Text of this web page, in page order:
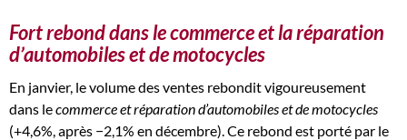
Fort rebond dans le commerce et la réparation
d’automobiles et de motocycles
En janvier, le volume des ventes rebondit vigoureusement
dans lecommerce et réparation d’automobiles et de motocycles
(+4,6%, après −2,1% en décembre). Ce rebond est porté par le